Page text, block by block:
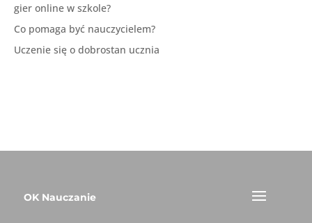
gier online w szkole?
Co pomaga być nauczycielem?
Uczenie się o dobrostan ucznia
OK Nauczanie